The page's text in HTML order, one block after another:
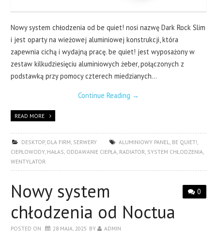
Nowy system chłodzenia od be quiet! nosi nazwę Dark Rock Slim
i jest oparty na wieżowej aluminiowej konstrukcji, która
zapewnia cichą i wydajną pracę. be quiet! jest wyposażony w
zestaw kilkudziesięciu aluminiowych żeber, połączonych z
podstawką przy pomocy czterech miedzianych…
Continue Reading →
READ MORE
DESKTOP, DLA FIRM, SERWERY ALUMINIOWY PANEL, BE QUIET!,
CIEPŁOWODY, HAŁAS, ODDAWANIE CIEPŁA, RADIATOR, SYSTEM CHŁODZENIA,
WENTYLATOR
0
Nowy system
chłodzenia od Noctua
POSTED ON 28 MAJA, 2025 BY ADMIN